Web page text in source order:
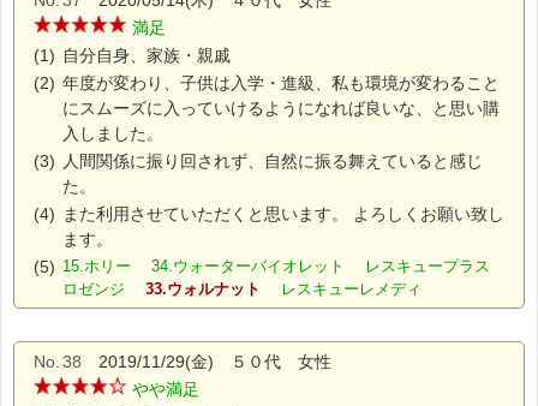
満足
(1) 自分自身、家族・親戚
(2) 年度が変わり、子供は入学・進級、私も環境が変わること
にスムーズに入っていけるようになれば良いな、と思い購
入しました。
(3)
人間関係に振り回されず、自然に振る舞えていると感じ
た。
(4)
また利用させていただくと思います。 よろしくお願い致し
ます。
(5) 15.ホリー 34.ウォーターバイオレット レスキュープラス
ロゼンジ 33.ウォルナット レスキューレメディ
No. 38 2019/11/29(金) ５０代 女性
やや満足